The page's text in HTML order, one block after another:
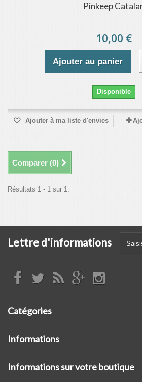
Pinkeep
10,00 €
Ajouter au panier
Disponible
Ajouter à ma liste d'envies
Comparer (0)
Résultats 1 - 1 sur 1.
Lettre d'informations
Catégories
Informations
Informations sur votre boutique